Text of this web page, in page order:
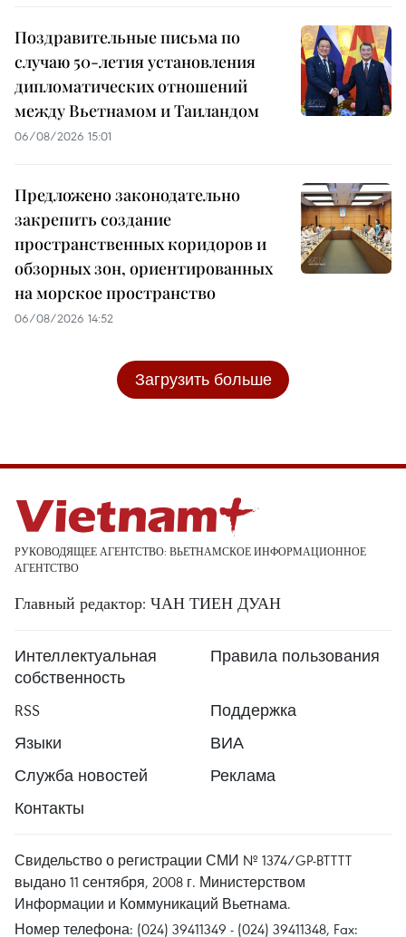
Поздравительные письма по
случаю 50-летия установления
дипломатических отношений
между Вьетнамом и Таиландом
06/08/2026 15:01
Предложено законодательно
закрепить создание
пространственных коридоров и
обзорных зон, ориентированных
на морское пространство
06/08/2026 14:52
Загрузить больше
РУКОВОДЯЩЕЕ АГЕНТСТВО: ВЬЕТНАМСКОЕ ИНФОРМАЦИОННОЕ
АГЕНТСТВО
Главный редактор: ЧАН ТИЕН ДУАН
Интеллектуальная
собственность
Правила пользования
RSS
Поддержка
Языки
ВИА
Служба новостей
Реклама
Контакты
Свидельство о регистрации СМИ № 1374/GP-BTTTT
выдано 11 сентября, 2008 г. Министерством
Информации и Коммуникаций Вьетнама.
Номер телефона: (024) 39411349 - (024) 39411348, Fax: